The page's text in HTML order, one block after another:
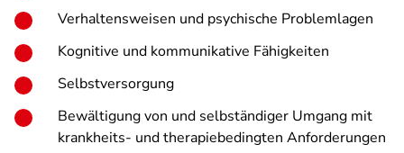
Verhaltensweisen und psychische Problemlagen
Kognitive und kommunikative Fähigkeiten
Selbstversorgung
Bewältigung von und selbständiger Umgang mit
krankheits- und therapiebedingten Anforderungen